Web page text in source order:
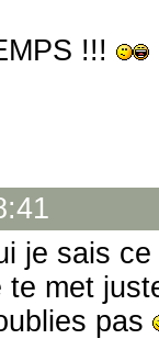
!!!
je sais
te met
pas